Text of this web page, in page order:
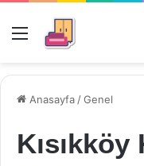
Menü
Anasayfa /Genel